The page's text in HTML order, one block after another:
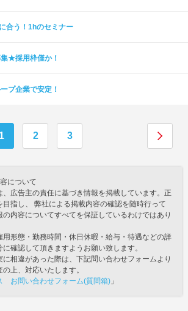
う！1hのセミナー
★採用枠僅か！
プ企業で安定！
1 2 3
について
広告主の責任に基づき情報を掲載しています。正
指し、 弊社による掲載内容の確認を随時行って
の内容についてすべてを保証しているわけではあり
用形態・勤務時間・休日休暇・給与・待遇などの詳
確認して頂きますようお願い致します。
相違があった際は、下記問い合わせフォームより
上、対応いたします。
お問い合わせフォーム(質問箱) 」